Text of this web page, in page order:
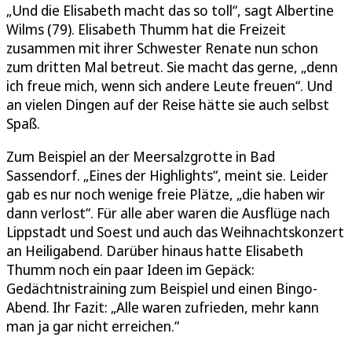
„Und die Elisabeth macht das so toll“, sagt Albertine
Wilms (79). Elisabeth Thumm hat die Freizeit
zusammen mit ihrer Schwester Renate nun schon
zum dritten Mal betreut. Sie macht das gerne, „denn
ich freue mich, wenn sich andere Leute freuen“. Und
an vielen Dingen auf der Reise hätte sie auch selbst
Spaß.
Zum Beispiel an der Meersalzgrotte in Bad
Sassendorf. „Eines der Highlights“, meint sie. Leider
gab es nur noch wenige freie Plätze, „die haben wir
dann verlost“. Für alle aber waren die Ausflüge nach
Lippstadt und Soest und auch das Weihnachtskonzert
an Heiligabend. Darüber hinaus hatte Elisabeth
Thumm noch ein paar Ideen im Gepäck:
Gedächtnistraining zum Beispiel und einen Bingo-
Abend. Ihr Fazit: „Alle waren zufrieden, mehr kann
man ja gar nicht erreichen.“